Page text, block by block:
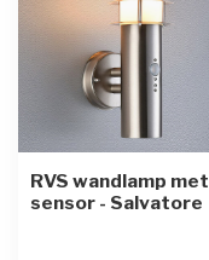
RVS wandlamp met
sensor - Salvatore